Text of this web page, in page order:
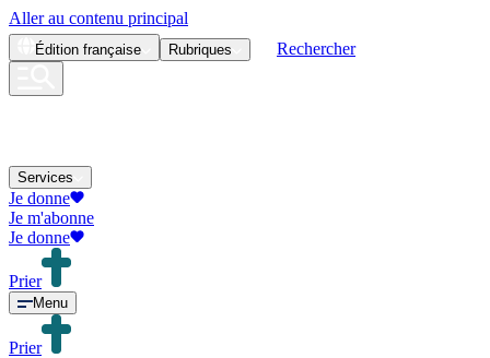
Aller au contenu principal
Édition française Rubriques Rechercher
Services
Je donne
Je m'abonne
Je donne
Prier
Menu
Prier